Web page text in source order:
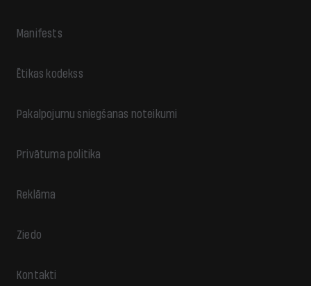
Manifests
Ētikas kodekss
Pakalpojumu sniegšanas noteikumi
Privātuma politika
Reklāma
Ziedo
Kontakti